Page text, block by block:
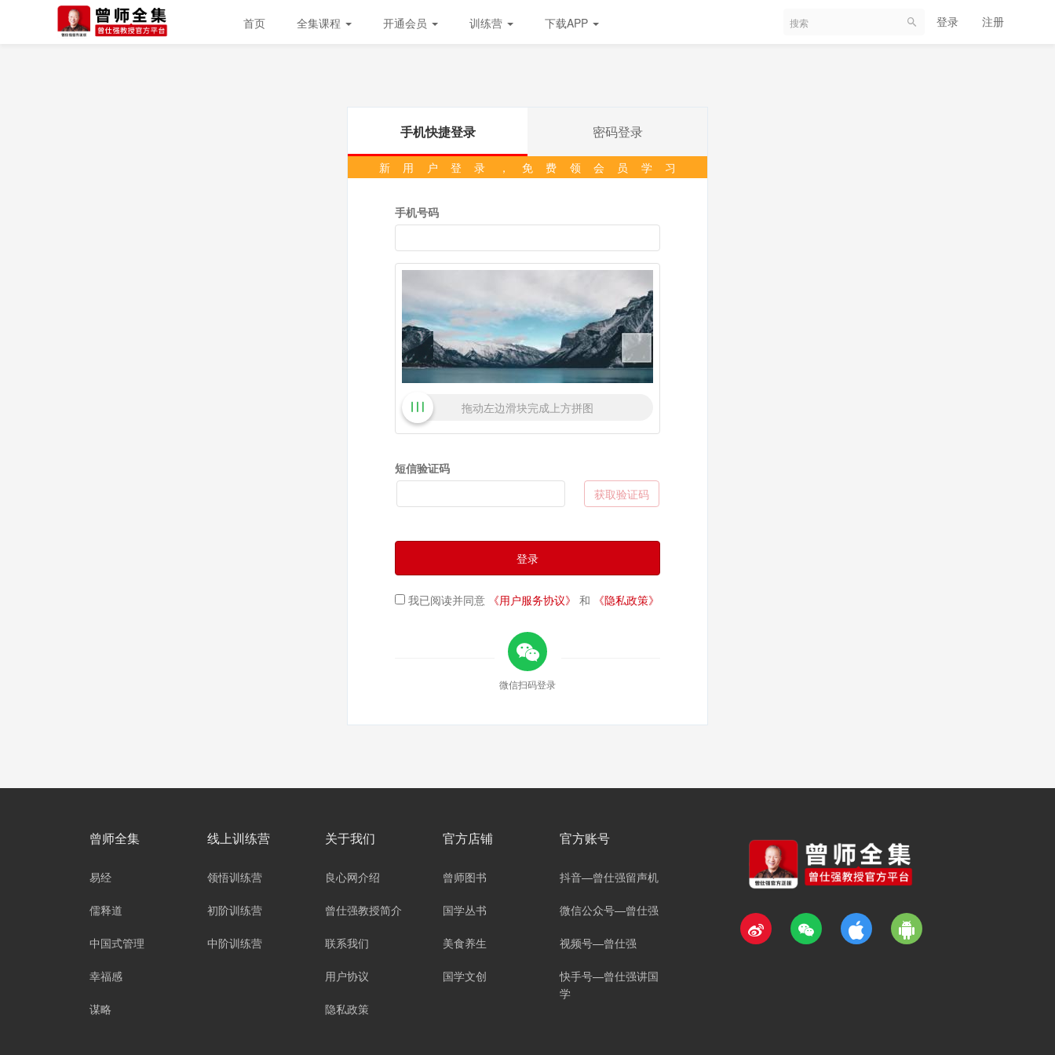
首页 全集课程 开通会员 训练营 下载APP 登录 注册
手机快捷登录 密码登录
新用户登录，免费领会员学习
手机号码
拖动左边滑块完成上方拼图
短信验证码
获取验证码
登录
我已阅读并同意 《用户服务协议》 和 《隐私政策》
微信扫码登录
曾师全集
易经
儒释道
中国式管理
幸福感
谋略
线上训练营
领悟训练营
初阶训练营
中阶训练营
关于我们
良心网介绍
曾仕强教授简介
联系我们
用户协议
隐私政策
官方店铺
曾师图书
国学丛书
美食养生
国学文创
官方账号
抖音—曾仕强留声机
微信公众号—曾仕强
视频号—曾仕强
快手号—曾仕强讲国
学